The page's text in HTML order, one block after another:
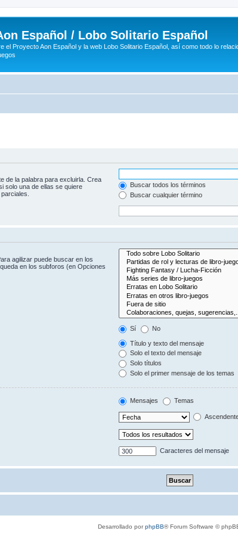
Español / Lobo Solitario Español
el Proyecto Aon Español y la web Lobo Solitario Español, así como todo lo
de la palabra para excluirla. Crea
solo una de ellas se quiere
Buscar todos los términos
Buscar cualquier término
agilizar puede buscar en los
en los subforos (en Opciones
Sí No
Título y texto del mensaje
Solo el texto del mensaje
Solo títulos
Solo el primer mensaje de los temas
Mensajes Temas
Caracteres del mensaje
Desarrollado porphpBB® Forum Software ©